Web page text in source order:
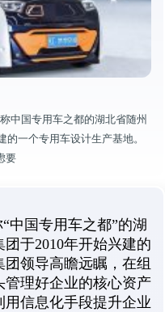
中国专用车之都的湖北省随州
一个专用车设计生产基地。
要
中国专用车之都”的湖
于2010年开始兴建的
领导高瞻远瞩，在组
理好企业的核心资产
用信息化手段提升企业